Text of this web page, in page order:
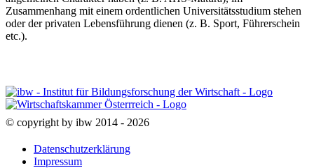
Zusammenhang mit einem ordentlichen Universitätsstudium stehen
oder der privaten Lebensführung dienen (z. B. Sport, Führerschein
etc.).
© copyright by ibw 2014 - 2026
Datenschutzerklärung
Impressum